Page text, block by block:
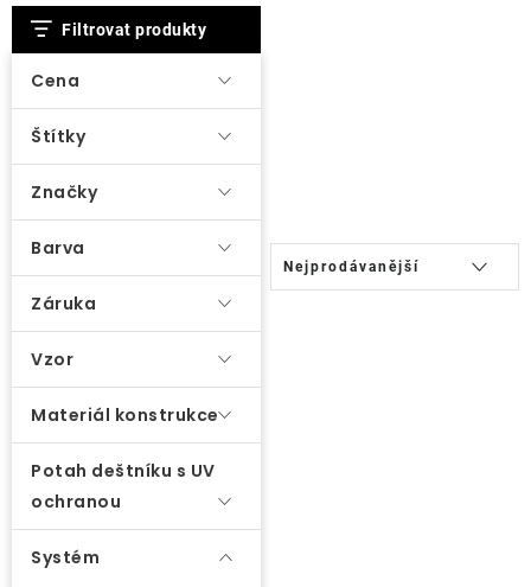
Filtrovat produkty
Cena
Štítky
Značky
Barva
Záruka
Vzor
Materiál konstrukce
Potah deštníku s UV
ochranou
Systém
V
ý
i
s
r
d
t
Ř
a
Nejprodávanější